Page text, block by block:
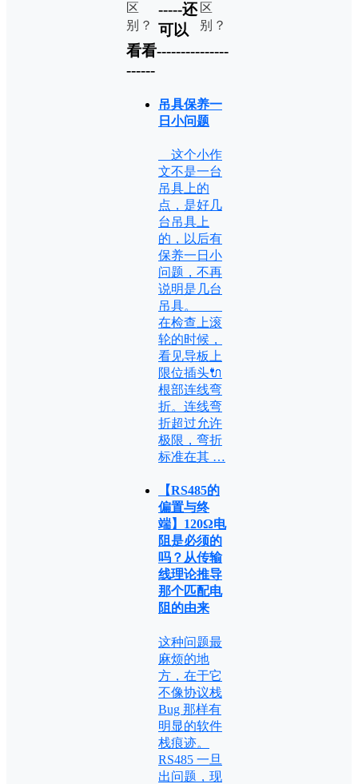
-----还
可以
看看---------------
------
吊具保养一
日小问题
这个小作
文不是一台
吊具上的
点，是好几
台吊具上
的，以后有
保养一日小
问题，不再
说明是几台
吊具。
在检查上滚
轮的时候，
看见导板上
限位插头🔌
根部连线弯
折。连线弯
折超过允许
极限，弯折
标准在其 …
【RS485的
偏置与终
端】120Ω电
阻是必须的
吗？从传输
线理论推导
那个匹配电
阻的由来
这种问题最
麻烦的地
方，在于它
不像协议栈
Bug 那样有
明显的软件
栈痕迹。
RS485 一旦
出问题，现